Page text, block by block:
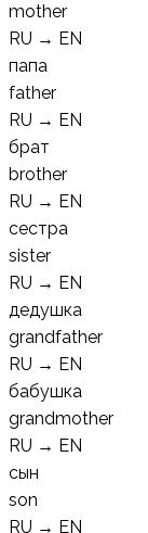
mother
RU → EN
папа
father
RU → EN
брат
brother
RU → EN
сестра
sister
RU → EN
дедушка
grandfather
RU → EN
бабушка
grandmother
RU → EN
сын
son
RU → EN